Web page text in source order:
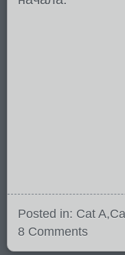
Posted in: Cat A,
8 Comments